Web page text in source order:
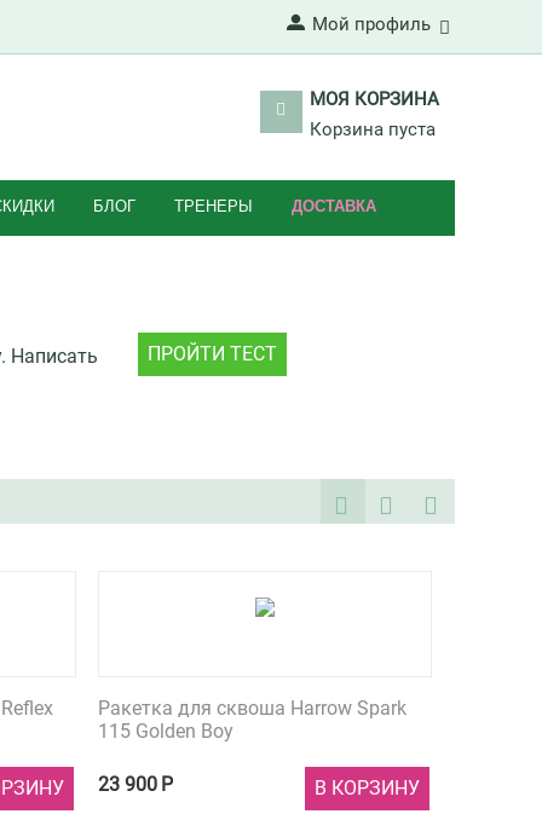
Мой профиль
МОЯ КОРЗИНА
Корзина пуста
БЛОГ ТРЕНЕРЫ ДОСТАВКА
Написать
ПРОЙТИ ТЕСТ
Ракетка для сквоша Harrow Spark
115 Golden Boy
23 900 Р В КОРЗИНУ